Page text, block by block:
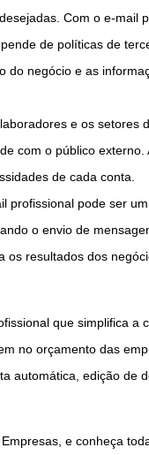
Com o e-mail
de políticas de
do negócio e as
e os setores
com o público
de cada conta.
profissional pode ser
o envio de
os resultados dos
que simplifica a
no orçamento das
automática, edição de
e conheça